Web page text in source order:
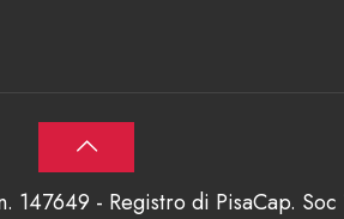
147649 - Registro di PisaCap.